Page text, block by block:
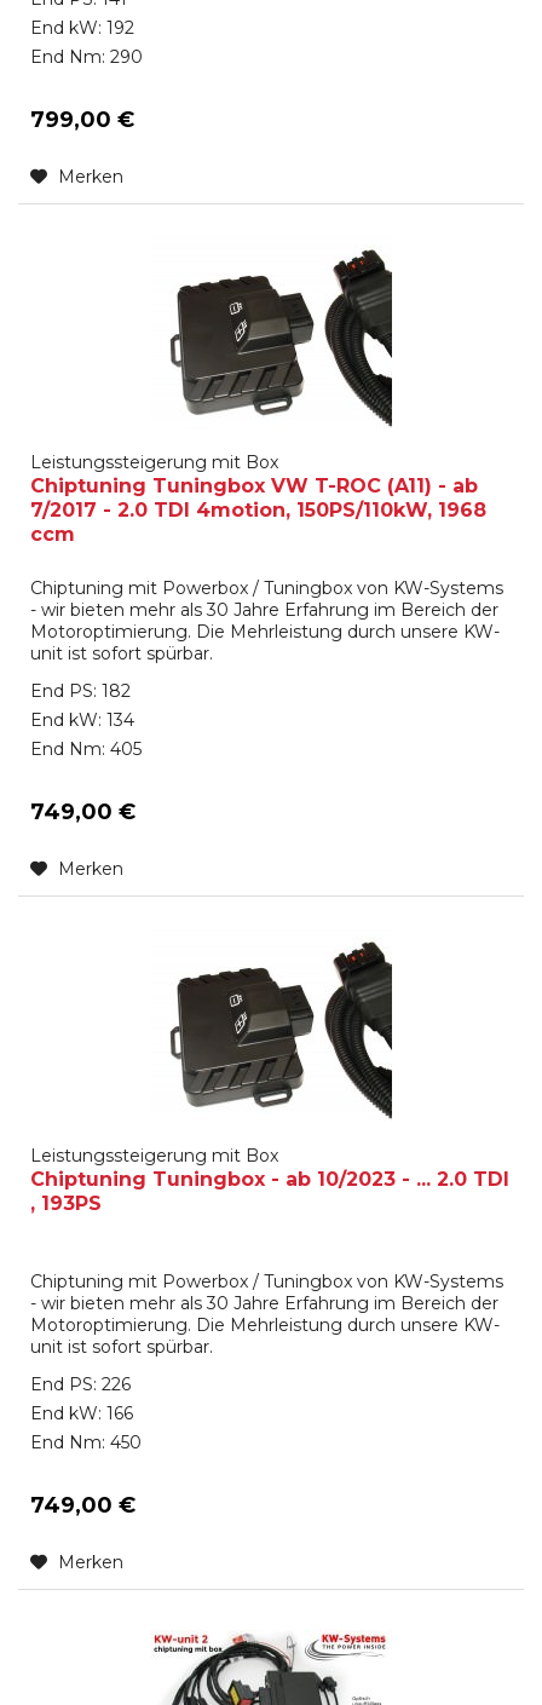
End kW: 192
End Nm: 290
799,00 €
Merken
Leistungssteigerung mit Box
Chiptuning Tuningbox VW T-ROC (A11) - ab
7/2017 - 2.0 TDI 4motion, 150PS/110kW, 1968
ccm
Chiptuning mit Powerbox / Tuningbox von KW-Systems
- wir bieten mehr als 30 Jahre Erfahrung im Bereich der
Motoroptimierung. Die Mehrleistung durch unsere KW-
unit ist sofort spürbar.
End PS: 182
End kW: 134
End Nm: 405
749,00 €
Merken
Leistungssteigerung mit Box
Chiptuning Tuningbox - ab 10/2023 - ... 2.0 TDI
, 193PS
Chiptuning mit Powerbox / Tuningbox von KW-Systems
- wir bieten mehr als 30 Jahre Erfahrung im Bereich der
Motoroptimierung. Die Mehrleistung durch unsere KW-
unit ist sofort spürbar.
End PS: 226
End kW: 166
End Nm: 450
749,00 €
Merken